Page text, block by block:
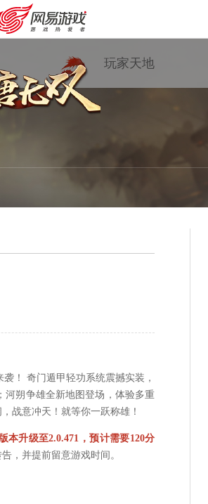
玩家天地
！ 奇门遁甲轻功系统震撼实装，
河朔争雄全新地图登场，体验多重
战意冲天！就等你一跃称雄！
本升级至2.0.471，预计需要120分
，并提前留意游戏时间。